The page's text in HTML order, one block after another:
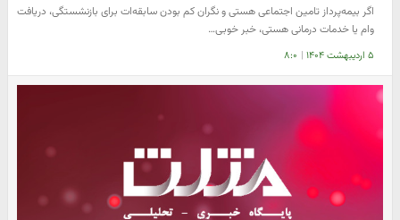
اگر بیمه‌پرداز تامین اجتماعی هستی و نگران کم بودن سابقه‌ات برای بازنشستگی، دریافت
وام یا خدمات درمانی هستی، خبر خوبی…
۵ اردیبهشت ۱۴۰۴ | ۸:۰